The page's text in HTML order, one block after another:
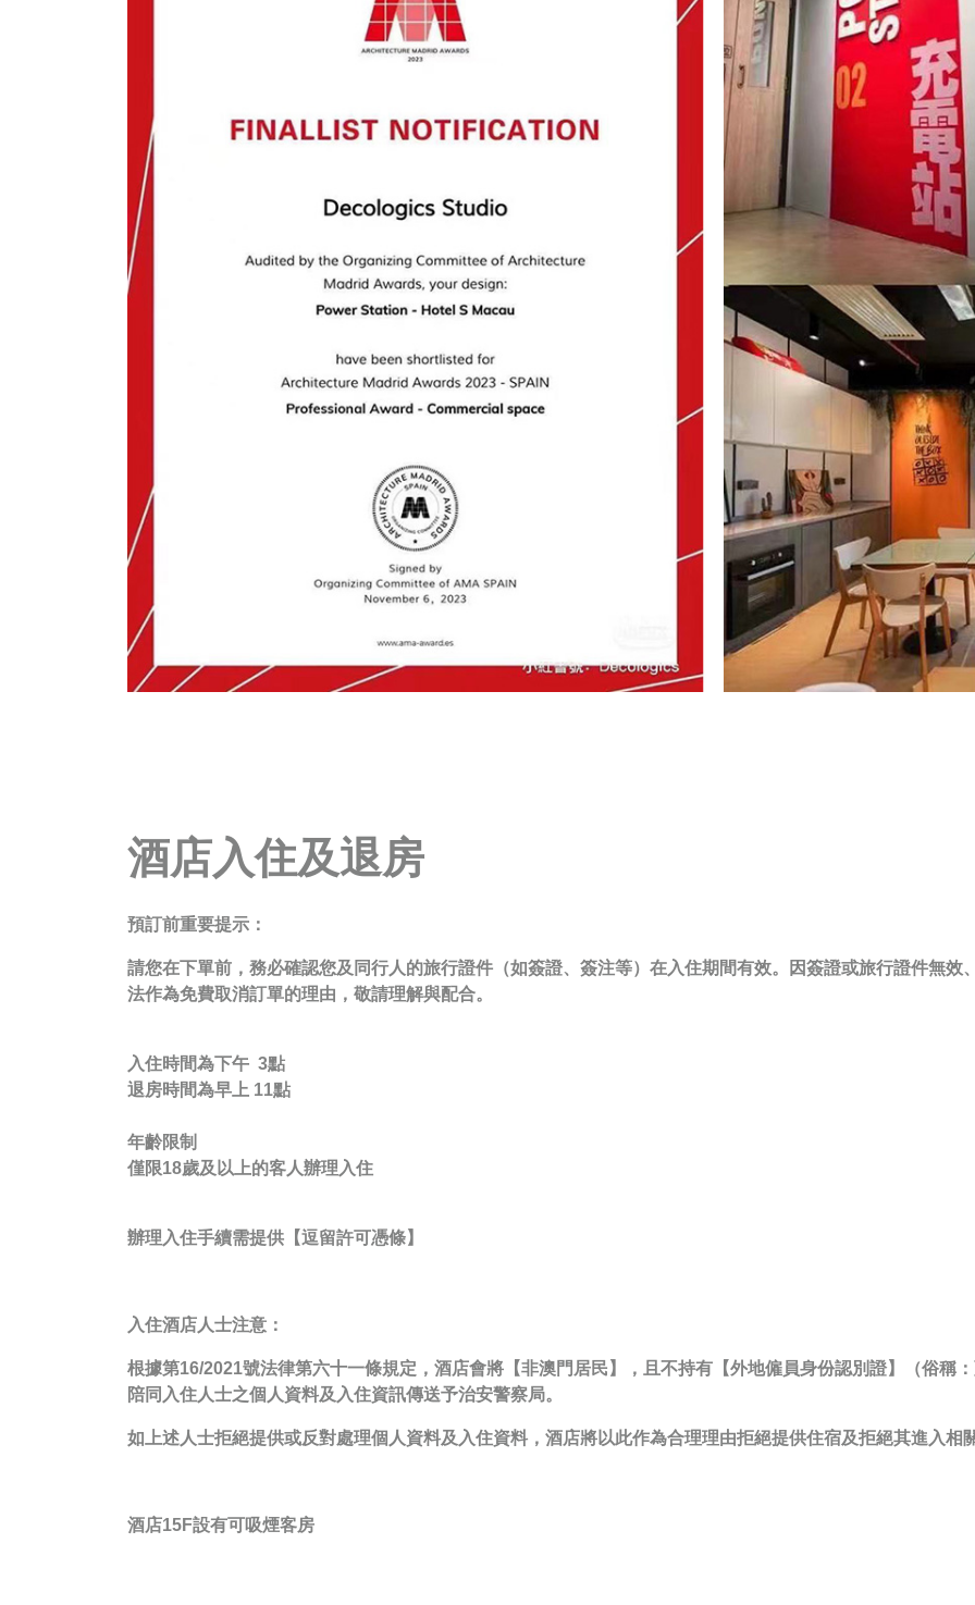
酒店入住及退房
預訂前重要提示：
請您在下單前，務必確認您及同行人的旅行證件（如簽證、簽注等）在入住期間有效。因簽證或旅行證件無效
法作為免費取消訂單的理由，敬請理解與配合。
入住時間為下午 3點
退房時間為早上 11點
年齡限制
僅限18歲及以上的客人辦理入住
辦理入住手續需提供【逗留許可憑條】
入住酒店人士注意：
根據第16/2021號法律第六十一條規定，酒店會將【非澳門居民】，且不持有【外地僱員身份認別證】（俗稱
陪同入住人士之個人資料及入住資訊傳送予治安警察局。
如上述人士拒絕提供或反對處理個人資料及入住資料，酒店將以此作為合理理由拒絕提供住宿及拒絕其進入相
酒店15F設有可吸煙客房